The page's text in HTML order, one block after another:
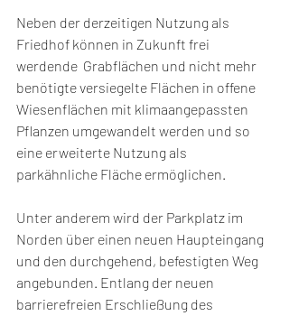
Neben der derzeitigen Nutzung als
Friedhof können in Zukunft frei
werdende  Grabflächen und nicht mehr
benötigte versiegelte Flächen in offene
Wiesenflächen mit klimaangepassten
Pflanzen umgewandelt werden und so
eine erweiterte Nutzung als
parkähnliche Fläche ermöglichen.
Unter anderem wird der Parkplatz im
Norden über einen neuen Haupteingang
und den durchgehend, befestigten Weg
angebunden. Entlang der neuen
barrierefreien Erschließung des